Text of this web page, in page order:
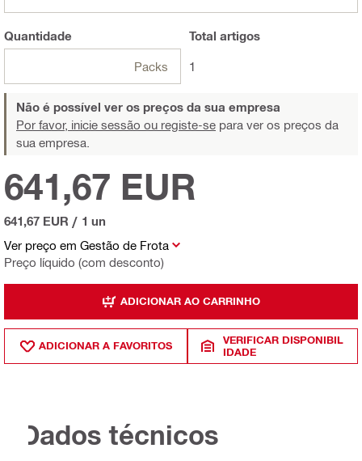
Quantidade
Packs
Total artigos
1
Não é possível ver os preços da sua empresa
Por favor, inicie sessão ou registe-se para ver os preços da
sua empresa.
Ver preço em Gestão de Frota
Preço líquido (com desconto)
641,67 EUR
641,67 EUR / 1 un
ADICIONAR AO CARRINHO
ADICIONAR A FAVORITOS
VERIFICAR DISPONIBIL
IDADE
Dados técnicos